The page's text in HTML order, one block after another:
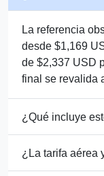
La referencia
desde $1,169
de $2,337 USD
final se revalida
¿Qué incluye
¿La tarifa aérea